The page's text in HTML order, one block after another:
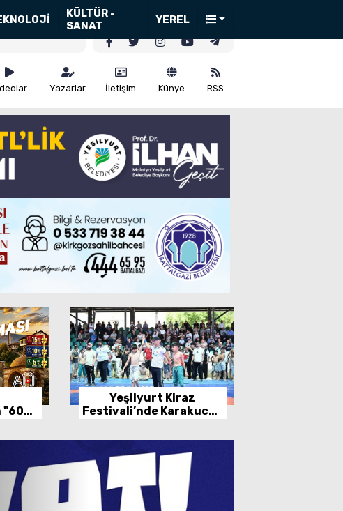
KÜLTÜR -
SANAT
YEREL
Yazarlar İletişim Künye RSS
"60
Yeşilyurt Kiraz
Festivali’nde Karakucak
Yaşandı